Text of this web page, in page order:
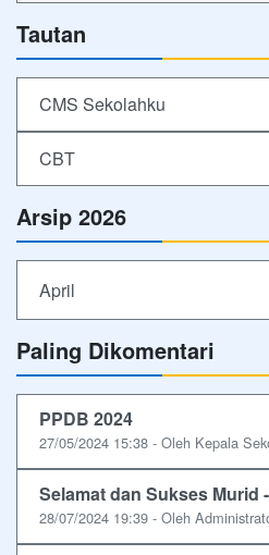
Tautan
CMS Sekolahku
CBT
Arsip 2026
April
Paling Dikomentari
PPDB 2024
27/05/2024 15:38 - Oleh Kepala
Selamat dan Sukses Murid
28/07/2024 19:39 - Oleh